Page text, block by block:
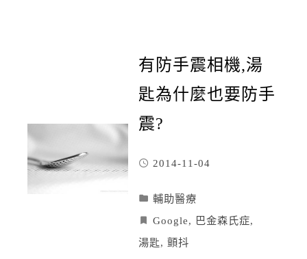
有防手震相機,湯
匙為什麼也要防手
震?
2014-11-04
輔助醫療
Google, 巴金森氏症,
湯匙, 顫抖